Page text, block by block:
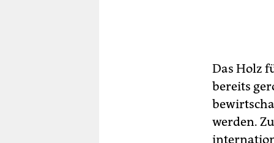
Das Holz
bereits
werden.